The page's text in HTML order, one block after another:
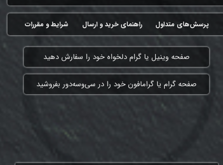
شرایط و مقررات راهنمای خرید و ارسال پرسش‌های متداول
​صفحه وینیل یا گرام دلخواه خود را سفارش دهید
​صفحه گرام یا گرامافون خود را در سی‌وسه‌دور بفروشید